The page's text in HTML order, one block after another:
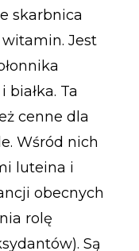
skarbnica
Jest
Ta
cenne dla
Wśród nich
luteina i
obecnych
rolę
Są